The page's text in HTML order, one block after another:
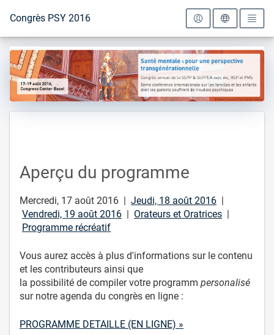
Vers la page d'accueil
Congrès PSY 2016
Aperçu du programme
Mercredi, 17 août 2016 | Jeudi, 18 août 2016 |
Vendredi, 19 août 2016 | Orateurs et Oratrices |
Programme récréatif
Vous aurez accès à plus d'informations sur le contenu
et les contributeurs ainsi que
la possibilité de compiler votre programm personalisé
sur notre agenda du congrès en ligne :
PROGRAMME DETAILLE (EN LIGNE) »